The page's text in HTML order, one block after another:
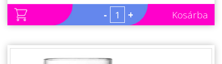
- + Kosárba